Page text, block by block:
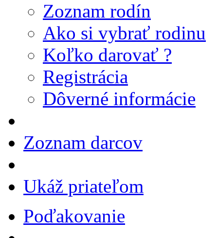
Zoznam rodín
Ako si vybrať rodinu
Koľko darovať ?
Registrácia
Dôverné informácie
Zoznam darcov
Ukáž priateľom
Poďakovanie